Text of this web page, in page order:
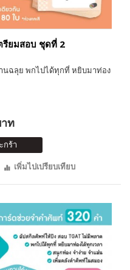
รียมสอบ ชุดที่ 2
นฉลุย พกไปได้ทุกที่ หยิบมาท่อง
ท
กร้า
เพิ่มไปเปรียบเทียบ